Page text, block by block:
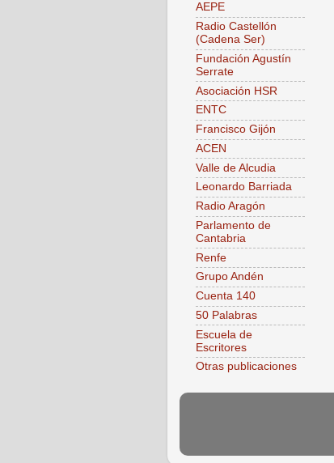
AEPE
Radio Castellón
(Cadena Ser)
Fundación Agustín
Serrate
Asociación HSR
ENTC
Francisco Gijón
ACEN
Valle de Alcudia
Leonardo Barriada
Radio Aragón
Parlamento de
Cantabria
Renfe
Grupo Andén
Cuenta 140
50 Palabras
Escuela de
Escritores
Otras publicaciones